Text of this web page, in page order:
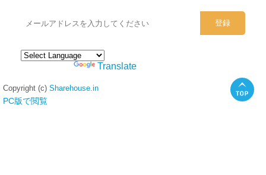
Translate
Copyright (c) Sharehouse.in
PC版で閲覧